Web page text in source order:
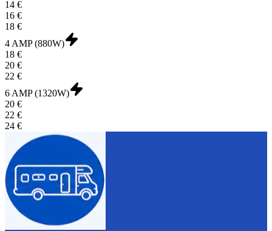
14 €
16 €
18 €
4 AMP (880W)
18 €
20 €
22 €
6 AMP (1320W)
20 €
22 €
24 €